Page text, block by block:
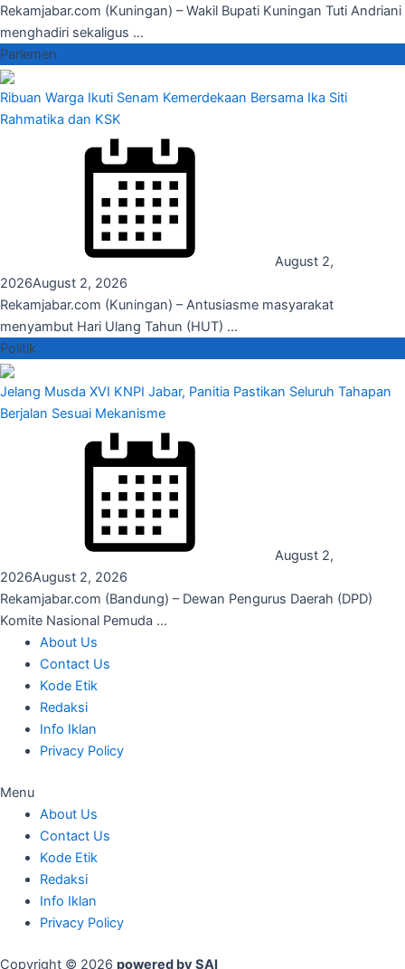
Rekamjabar.com (Kuningan) – Wakil Bupati Kuningan Tuti Andriani
menghadiri sekaligus ...
Parlemen
Ribuan Warga Ikuti Senam Kemerdekaan Bersama Ika Siti
Rahmatika dan KSK
August 2,
2026August 2, 2026
Rekamjabar.com (Kuningan) – Antusiasme masyarakat
menyambut Hari Ulang Tahun (HUT) ...
Politik
Jelang Musda XVI KNPI Jabar, Panitia Pastikan Seluruh Tahapan
Berjalan Sesuai Mekanisme
August 2,
2026August 2, 2026
Rekamjabar.com (Bandung) – Dewan Pengurus Daerah (DPD)
Komite Nasional Pemuda ...
About Us
Contact Us
Kode Etik
Redaksi
Info Iklan
Privacy Policy
Menu
About Us
Contact Us
Kode Etik
Redaksi
Info Iklan
Privacy Policy
Copyright © 2026 powered by SAI